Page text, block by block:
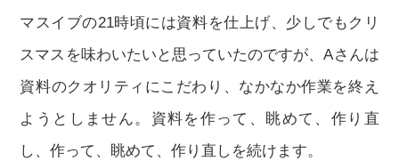
マスイブの21時頃には資料を仕上げ、少しでもクリ
スマスを味わいたいと思っていたのですが、Aさんは
資料のクオリティにこだわり、なかなか作業を終え
ようとしません。資料を作って、眺めて、作り直
し、作って、眺めて、作り直しを続けます。